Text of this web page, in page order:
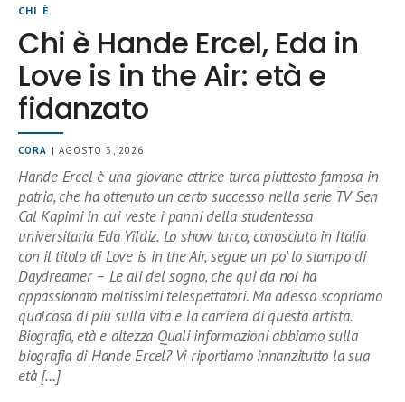
CHI È
Chi è Hande Ercel, Eda in
Love is in the Air: età e
fidanzato
CORA | AGOSTO 3, 2026
Hande Ercel è una giovane attrice turca piuttosto famosa in
patria, che ha ottenuto un certo successo nella serie TV Sen
Cal Kapimi in cui veste i panni della studentessa
universitaria Eda Yildiz. Lo show turco, conosciuto in Italia
con il titolo di Love is in the Air, segue un po’ lo stampo di
Daydreamer – Le ali del sogno, che qui da noi ha
appassionato moltissimi telespettatori. Ma adesso scopriamo
qualcosa di più sulla vita e la carriera di questa artista.
Biografia, età e altezza Quali informazioni abbiamo sulla
biografia di Hande Ercel? Vi riportiamo innanzitutto la sua
età […]